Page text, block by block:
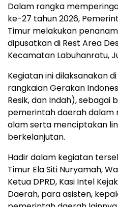
Dalam rangka
ke-27 tahun 2026,
Timur melakukan
dipusatkan di Rest Area
Kecamatan Labuhanratu,
Kegiatan ini dilaksanakan
rangkaian Gerakan
Resik, dan Indah), sebagai
pemerintah daerah dalam
alam serta menciptakan
berkelanjutan.
Hadir dalam kegiatan
Timur Ela Siti Nuryamah,
Ketua DPRD, Kasi Intel
Daerah, para asisten,